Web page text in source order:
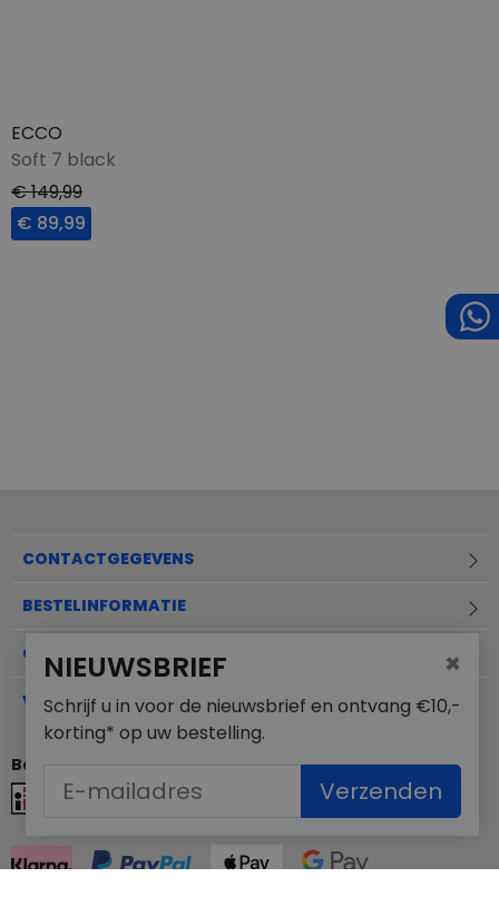
ECCO
Soft 7 black
€ 149,99
€ 89,99
CONTACTGEGEVENS
BESTELINFORMATIE
OVER MERKSCHOENENSTUNTER.NL
VEELGESTELDE VRAGEN
Betaalmogelijkheden
×
NIEUWSBRIEF
Schrijf u in voor de nieuwsbrief en ontvang €10,-
korting* op uw bestelling.
Verzenden